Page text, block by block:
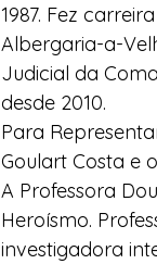
1987. Fez
Albergaria-a-
Judicial da
desde 2010.
Para
Goulart Costa e
A Professora
Heroísmo.
investigadora